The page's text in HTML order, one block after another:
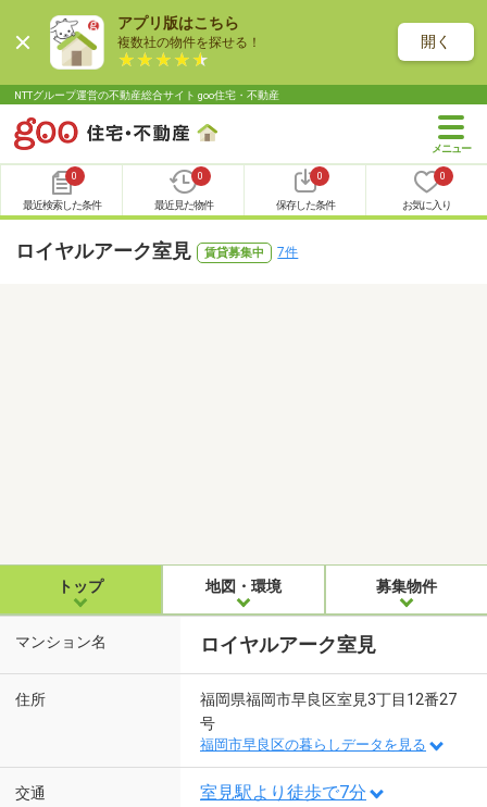
アプリ版はこちら
複数社の物件を探せる！ 開く
NTTグループ運営の不動産総合サイト goo住宅・不動産
0
最近検索した条件
0
最近見た物件
0
保存した条件
0
お気に入り
ロイヤルアーク室見 賃貸募集中 7件
トップ 地図・環境 募集物件
マンション名 ロイヤルアーク室見
住所
福岡県福岡市早良区室見3丁目12番27
号
福岡市早良区の暮らしデータを見る
交通 室見駅より徒歩で7分